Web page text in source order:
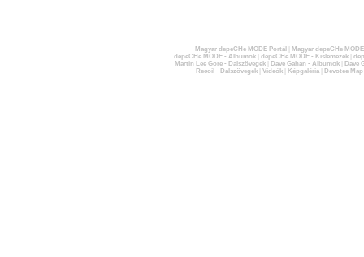
Magyar depeCHe MODE Portál
Magyar depeCHe
depeCHe MODE - Albumok| depeCHe MODE - Kislemezek|
Martin Lee Gore - Dalszövegek| Dave Gahan - Albumok|
Dave
Recoil - Dalszövegek| Videók| Képgaléria| Devotee Map